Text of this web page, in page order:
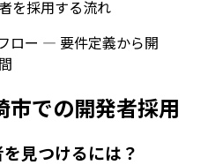
を採用する流れ
ロー — 要件定義から開
市での開発者採用
見つけるには？